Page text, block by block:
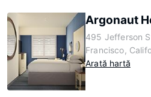
Argonaut
495 Jefferson
Francisco,
Arată hartă